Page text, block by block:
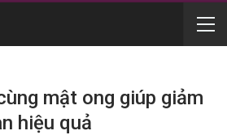
mật ong giúp giảm
hiệu quả